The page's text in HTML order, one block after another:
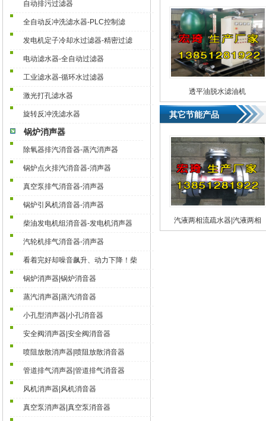
自动排污过滤器
全自动反冲洗滤水器-PLC控制滤
发电机定子冷却水过滤器-精密过滤
电动滤水器-全自动过滤器
工业滤水器-循环水过滤器
激光打孔滤水器
旋转反冲洗滤水器
锅炉消声器
除氧器排汽消音器-蒸汽消声器
锅炉点火排汽消音器-消声器
真空泵排气消音器-消声器
锅炉引风机消音器-消声器
柴油发电机组消音器-发电机消声器
汽轮机排气消音器-消声器
看着完好却噪音飙升、动力下降！柴
锅炉消声器|锅炉消音器
蒸汽消声器|蒸汽消音器
小孔型消声器|小孔消音器
安全阀消声器|安全阀消音器
喷阻放散消声器|喷阻放散消音器
管道排气消声器|管道排气消音器
风机消声器|风机消音器
真空泵消声器|真空泵消音器
透平油脱水滤油机
其它节能产品
汽液两相流疏水器|汽液两相
流液位控制器